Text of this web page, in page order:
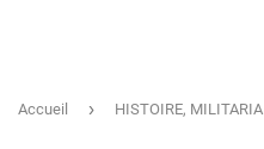
Accueil › HISTOIRE, MILITARIA